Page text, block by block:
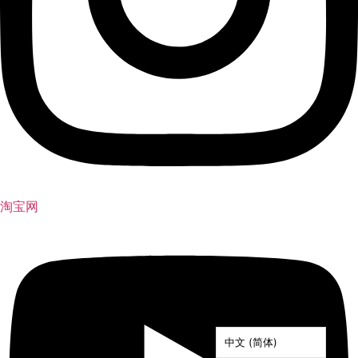
淘宝网
中文 (简体)